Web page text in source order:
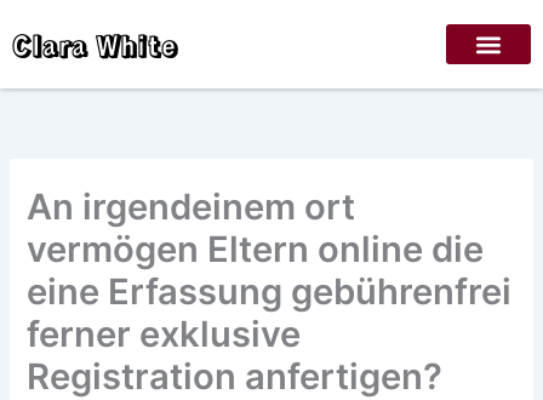
toClara White
An irgendeinem ort
vermögen Eltern online die
eine Erfassung gebührenfrei
ferner exklusive
Registration anfertigen?